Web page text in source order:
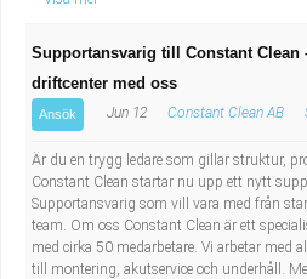
Supportansvarig till Constant Clean
driftcenter med oss
Ansök Jun 12 Constant Clean AB
Är du en trygg ledare som gillar struktur,
Constant Clean startar nu upp ett nytt
Supportansvarig som vill vara med från
team. Om oss Constant Clean är ett
med cirka 50 medarbetare. Vi arbetar med
till montering, akutservice och underhåll.